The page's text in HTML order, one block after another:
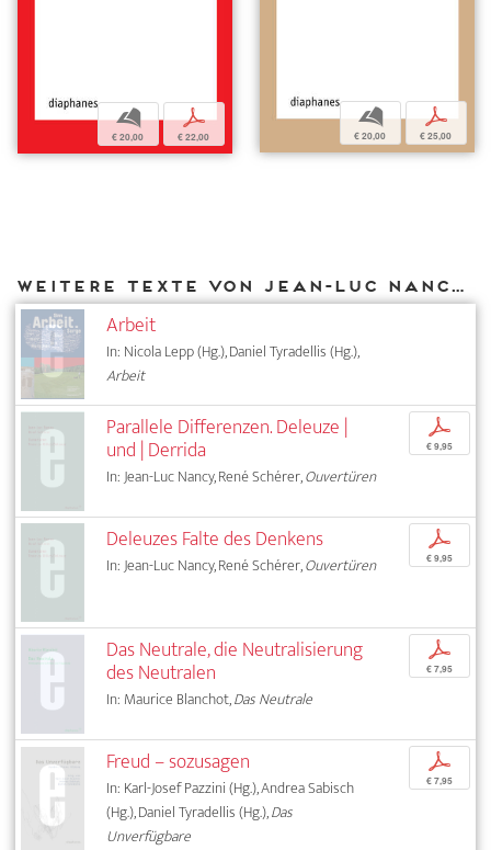
b
€ 20,00
p
€ 22,00
b
€ 20,00
p
€ 25,00
Weitere Texte von Jean-Luc Nancy bei DIAPHANES
Arbeit
In: Nicola Lepp (Hg.), Daniel Tyradellis (Hg.),
Arbeit
Parallele Differenzen. Deleuze |
und | Derrida
In: Jean-Luc Nancy, René Schérer,Ouvertüren
p
€ 9,95
Deleuzes Falte des Denkens
In: Jean-Luc Nancy, René Schérer,Ouvertüren
p
€ 9,95
Das Neutrale, die Neutralisierung
des Neutralen
In: Maurice Blanchot,Das Neutrale
p
€ 7,95
Freud – sozusagen
In: Karl-Josef Pazzini (Hg.), Andrea Sabisch
(Hg.), Daniel Tyradellis (Hg.),Das
Unverfügbare
p
€ 7,95